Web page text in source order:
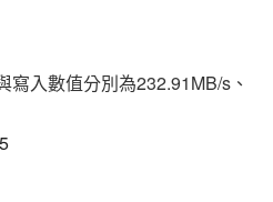
入數值分別為232.91MB/s、